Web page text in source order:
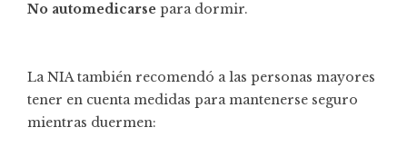
No automedicarse para dormir.
La NIA también recomendó a las personas mayores
tener en cuenta medidas para mantenerse seguro
mientras duermen: